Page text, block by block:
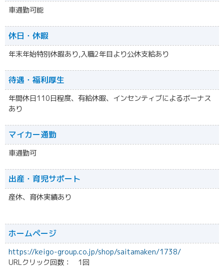
車通勤可能
休日・休暇
年末年始特別休暇あり,入職2年目より公休支給あり
待遇・福利厚生
年間休日110日程度、有給休暇、インセンティブによるボーナス
あり
マイカー通勤
車通勤可
出産・育児サポート
産休、育休実績あり
ホームページ
https://keigo-group.co.jp/shop/saitamaken/1738/
URLクリック回数： 1回